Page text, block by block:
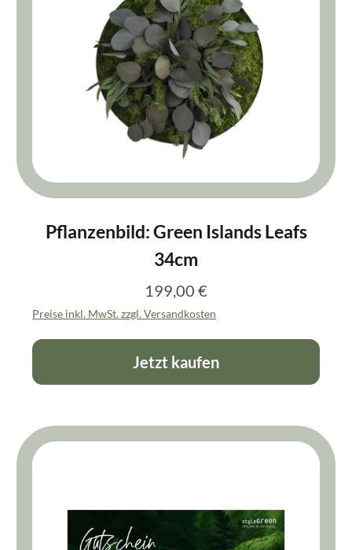
Pflanzenbild: Green Islands Leafs
34cm
Regulärer Preis:
199,00 €
Preise inkl. MwSt. zzgl. Versandkosten
Jetzt kaufen